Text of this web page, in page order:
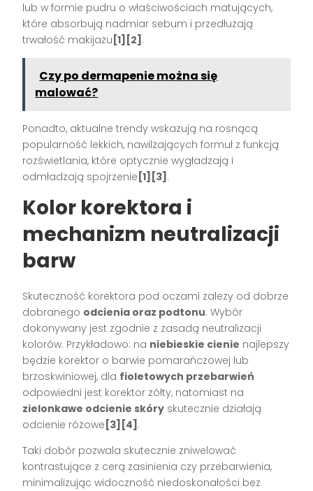
lub w formie pudru o właściwościach matujących,
które absorbują nadmiar sebum i przedłużają
trwałość makijażu [1][2] .
Czy po dermapenie można się
malować?
Ponadto, aktualne trendy wskazują na rosnącą
popularność lekkich, nawilżających formuł z funkcją
rozświetlania, które optycznie wygładzają i
odmładzają spojrzenie [1][3] .
Kolor korektora i
mechanizm neutralizacji
barw
Skuteczność korektora pod oczami zależy od dobrze
dobranego odcienia oraz podtonu. Wybór
dokonywany jest zgodnie z zasadą neutralizacji
kolorów. Przykładowo: na niebieskie cienie najlepszy
będzie korektor o barwie pomarańczowej lub
brzoskwiniowej, dla fioletowych przebarwień
odpowiedni jest korektor żółty, natomiast na
zielonkawe odcienie skóry skutecznie działają
odcienie różowe [3][4] .
Taki dobór pozwala skutecznie zniwelować
kontrastujące z cerą zasinienia czy przebarwienia,
minimalizując widoczność niedoskonałości bez